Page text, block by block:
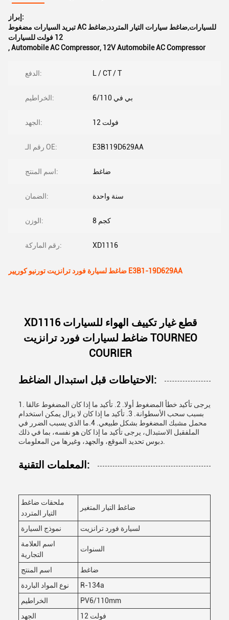
إبراز:
تبريد السيارات مضغوط AC للسيارات,ضاغط سيارات التيار المتردد,ضاغط
12 فولت للسيارات
,Automobile AC Compressor, 12V Automobile AC Compressor
الدفع: L / CT / T
الخراطيم: بي في 6/110
الجهد: 12 فولت
رقم الـ OE: E3B119D629AA
اسم المنتج: ضاغط
الضمان: سنة واحدة
الوزن: 8 كجم
رقم الماركة: XD1116
ضاغط لسيارة فورد ترانزيت تورنيو كوريير E3B1-19D629AA
XD1116 قطع غيار تكييف الهواء للسيارات
ضاغط لسيارات فورد ترانزيت TOURNEO
COURIER
الاحتياطات قبل استبدال الضاغط:
1. يرجى تأكيد خطأ المضغوط أولا. 2. تأكيد ما إذا كان المضغوط عالقا
بسبب سحب الأسطوانة. 3. تأكيد ما إذا كان لا يزال يمكن استخدام
محمل مشبك المضغوط بشكل طبيعي. 4.ما الذي يسبب الضرر في
الملفقبل الاستبدال، يرجى تأكيد ما إذا كان هو نفسه، بما في ذلك
المعلمات التقنية:
ملحقات ضاغط
التيار المتردد
ضاغط التيار المتغير
نموذج السيارة
لسيارة فورد ترانزيت
اسم العلامة
التجارية
السنوات
اسم المنتج
ضاغط
نوع المواد الباردة
R-134a
الخراطيم
PV6/110mm
الجهد
12 فولت